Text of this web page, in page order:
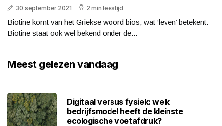
30 september 2021 2 min leestijd
Biotine komt van het Griekse woord bios, wat ‘leven’ betekent.
Biotine staat ook wel bekend onder de...
Meest gelezen vandaag
Digitaal versus fysiek: welk
bedrijfsmodel heeft de kleinste
ecologische voetafdruk?